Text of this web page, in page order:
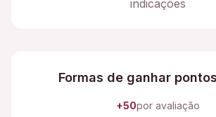
indicações
Formas de ganhar
+50por avaliação